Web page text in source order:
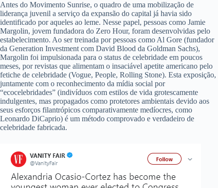
Antes do Movimento Sunrise, o quadro de uma mobilização de
liderança juvenil a serviço da expansão do capital já havia sido
identificado por aqueles ao leme. Nesse papel, pessoas como Jamie
Margolin, jovem fundadora do Zero Hour, foram desenvolvidas pelo
estabelecimento. Ao ser treinada por pessoas como Al Gore (fundador
da Generation Investment com David Blood da Goldman Sachs),
Margolin foi impulsionada para o status de celebridade em poucos
meses, por revistas que alimentam o insaciável apetite americano pelo
fetiche de celebridade (Vogue, People, Rolling Stone). Esta exposição,
juntamente com o reconhecimento da mídia social por
“ecocelebridades” (indivíduos com estilos de vida grotescamente
indulgentes, mas propagados como protetores ambientais devido aos
seus esforços filantrópicos comparativamente medíocres, como
Leonardo DiCaprio) é um método comprovado e verdadeiro de
celebridade fabricada.